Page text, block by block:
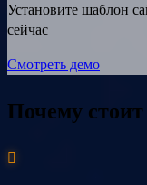
Установите шаблон
сейчас
Смотреть демо
Почему